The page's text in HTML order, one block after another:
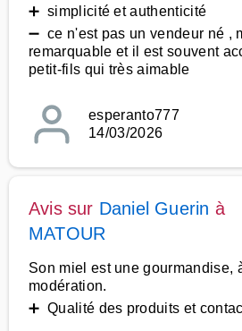
➕ simplicité et authenticité
➖ ce n'est pas un vendeur né ,
remarquable et il est souvent
petit-fils qui très aimable
esperanto777
14/03/2026
Avis sur Daniel Guerin à
MATOUR
Son miel est une gourmandise,
modération.
➕ Qualité des produits et